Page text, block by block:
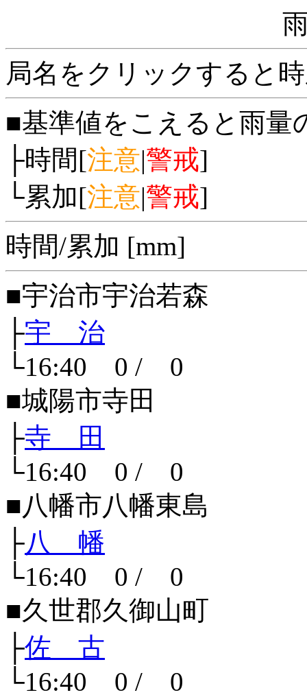
局名をクリックすると
■基準値をこえると雨量
├時間[注意|警戒]
└累加[注意|警戒]
時間/累加 [mm]
■宇治市宇治若森
├宇 治
└16:40 0 / 0
■城陽市寺田
├寺 田
└16:40 0 / 0
■八幡市八幡東島
├八 幡
└16:40 0 / 0
■久世郡久御山町
├佐 古
└16:40 0 / 0